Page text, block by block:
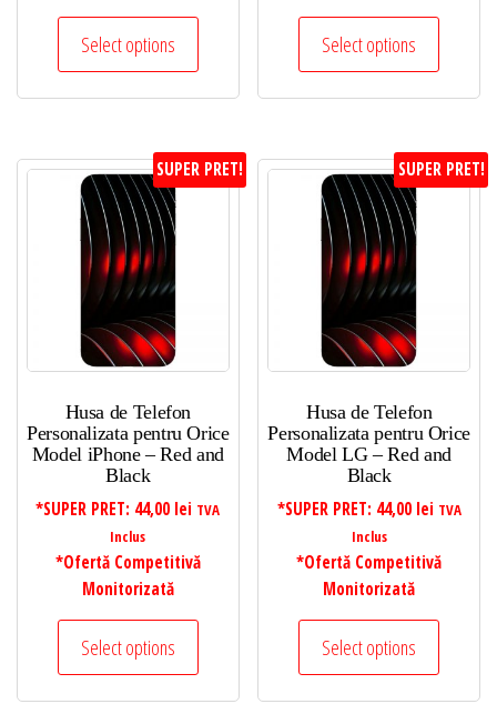
Select options Select options
SUPER PRET!
Husa de Telefon
Personalizata pentru Orice
Model iPhone – Red and
Black
*SUPER PRET: 44,00 lei TVA
Inclus
*Ofertă Competitivă
Monitorizată
Select options
SUPER PRET!
Husa de Telefon
Personalizata pentru Orice
Model LG – Red and
Black
*SUPER PRET: 44,00 lei TVA
Inclus
*Ofertă Competitivă
Monitorizată
Select options